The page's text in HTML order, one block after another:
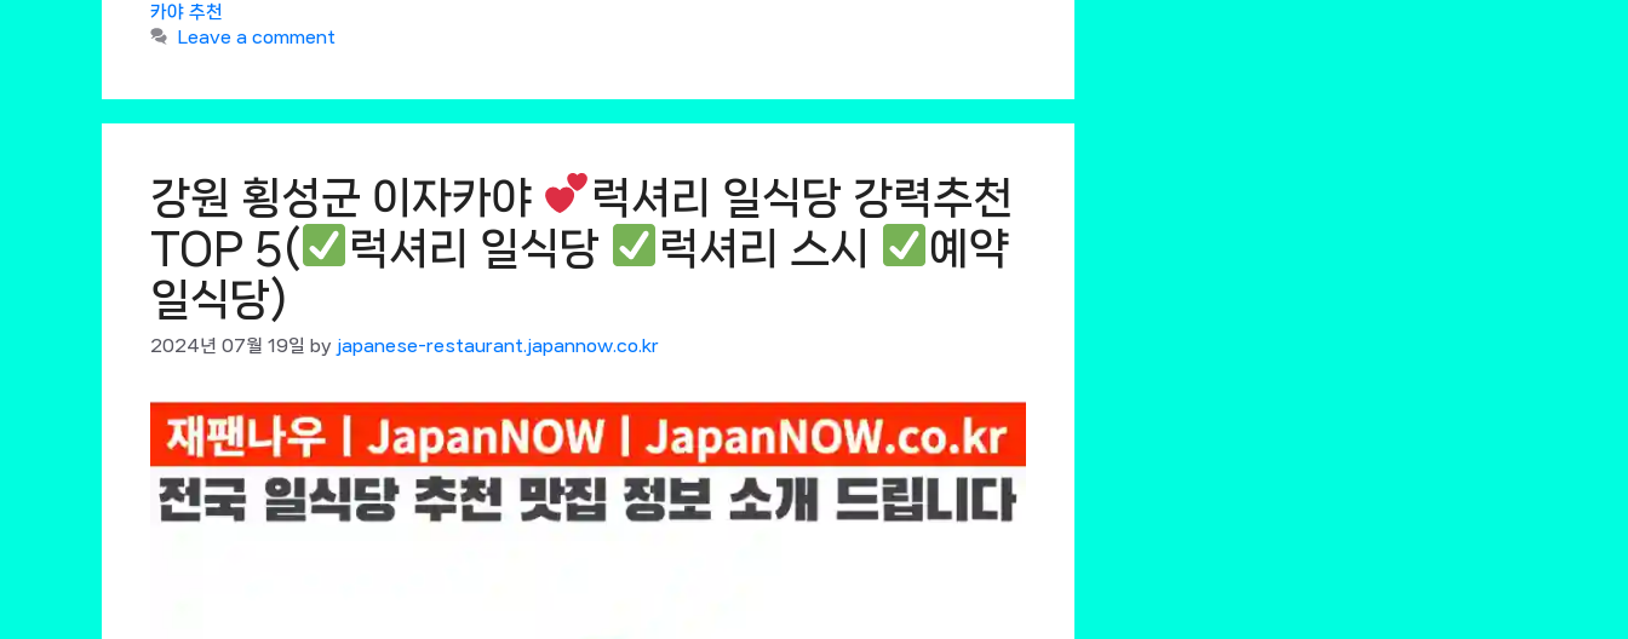
카야 추천
Leave a comment
강원 횡성군 이자카야
럭셔리 일식당 강력추천
TOP 5(
럭셔리 일식당 럭셔리 스시
예약
일식당)
2024년 07월 19일 by japanese-restaurant.japannow.co.kr